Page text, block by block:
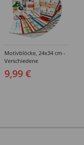
Motivblöcke, 24x34 cm -
Verschiedene
Sortierungen
9,99 €